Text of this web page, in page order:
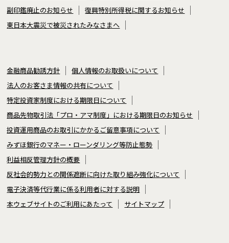
副印鑑廃止のお知らせ
復興特別所得税に関するお知らせ
東日本大震災で被災されたみなさまへ
金融商品勧誘方針
個人情報のお取扱いについて
法人のお客さま情報の共有について
特定投資家制度における期限日について
商品先物取引法「プロ・アマ制度」における期限日のお知らせ
投資運用商品のお取引にかかるご留意事項について
みずほ銀行のマネー・ローンダリング等防止態勢
利益相反管理方針の概要
反社会的勢力との関係遮断に向けた取り組み強化について
電子決済等代行業に係る利用者に対する説明
本ウェブサイトのご利用にあたって
サイトマップ